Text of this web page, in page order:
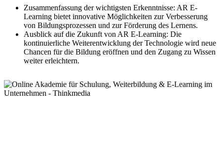
Zusammenfassung der wichtigsten Erkenntnisse: AR E-
Learning bietet innovative Möglichkeiten zur Verbesserung
von Bildungsprozessen und zur Förderung des Lernens.
Ausblick auf die Zukunft von AR E-Learning: Die
kontinuierliche Weiterentwicklung der Technologie wird neue
Chancen für die Bildung eröffnen und den Zugang zu Wissen
weiter erleichtern.